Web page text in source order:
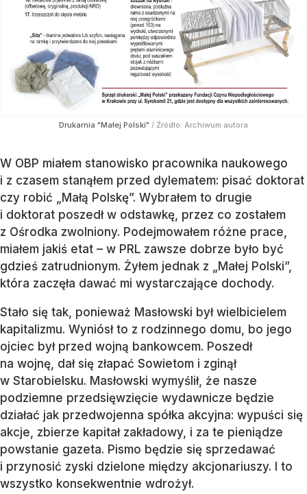
Drukarnia "Małej Polski" / Źródło: Archiwum autora
W OBP miałem stanowisko pracownika naukowego
i z czasem stanąłem przed dylematem: pisać doktorat
czy robić „Małą Polskę”. Wybrałem to drugie
i doktorat poszedł w odstawkę, przez co zostałem
z Ośrodka zwolniony. Podejmowałem różne prace,
miałem jakiś etat – w PRL zawsze dobrze było być
gdzieś zatrudnionym. Żyłem jednak z „Małej Polski”,
która zaczęła dawać mi wystarczające dochody.
Stało się tak, ponieważ Masłowski był wielbicielem
kapitalizmu. Wyniósł to z rodzinnego domu, bo jego
ojciec był przed wojną bankowcem. Poszedł
na wojnę, dał się złapać Sowietom i zginął
w Starobielsku. Masłowski wymyślił, że nasze
podziemne przedsięwzięcie wydawnicze będzie
działać jak przedwojenna spółka akcyjna: wypuści się
akcje, zbierze kapitał zakładowy, i za te pieniądze
powstanie gazeta. Pismo będzie się sprzedawać
i przynosić zyski dzielone między akcjonariuszy. I to
wszystko konsekwentnie wdrożył.